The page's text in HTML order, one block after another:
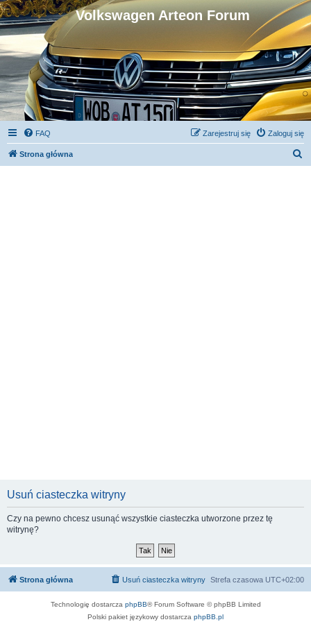
Volkswagen Arteon Forum
FAQ Zaloguj się
Zarejestruj się
Strona główna
Usuń ciasteczka witryny
Czy na pewno chcesz usunąć wszystkie ciasteczka utworzone przez tę
witrynę?
Strona główna Strefa czasowa UTC+02:00
Usuń ciasteczka witryny
Technologię dostarcza phpBB® Forum Software © phpBB Limited
Polski pakiet językowy dostarcza phpBB.pl